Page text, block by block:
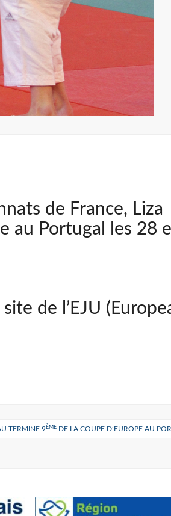
de France, Liza
au Portugal les 28
de l’EJU
TERMINE 9ÈME DE LA COUPE D’EUROPE AU